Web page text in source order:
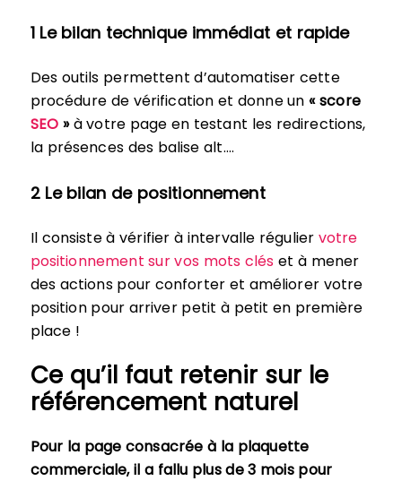
1 Le bilan technique immédiat et rapide
Des outils permettent d’automatiser cette
procédure de vérification et donne un « score
SEO »à votre page en testant les redirections,
la présences des balise alt….
2 Le bilan de positionnement
Il consiste à vérifier à intervalle régulier votre
positionnement sur vos mots clés et à mener
des actions pour conforter et améliorer votre
position pour arriver petit à petit en première
place !
Ce qu’il faut retenir sur le
référencement naturel
Pour la page consacrée à la plaquette
commerciale, il a fallu plus de 3 mois pour